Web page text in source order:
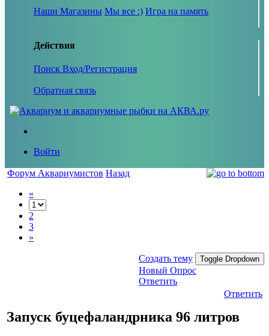
Наши Магазины Мы все :) Игра на память
Действия
Поиск Вход/Регистрация
Обратная связь
Войти
Форум Аквариумистов Назад
«
2
3
»
Создать тему Toggle Dropdown
Новый Опрос
Ответить
Ответить
Запуск буцефаландрника 96 литров